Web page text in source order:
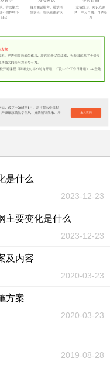
是什么
2023-12-23
主要变化是什么
2023-12-23
及内容
2020-03-23
方案
2020-03-23
2019-08-28